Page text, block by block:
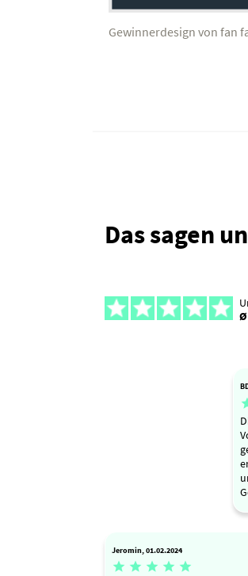
Gewinnerdesign von fan
Das sagen
Ø
Jeromin, 01.02.2024
    